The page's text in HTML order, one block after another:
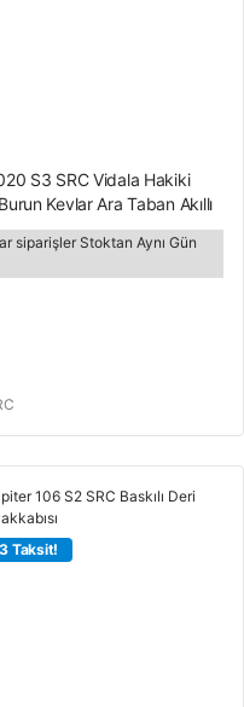
S3 SRC Vidala Hakiki
Kevlar Ara Taban Akıllı
siparişler Stoktan Aynı Gün
Taksit!